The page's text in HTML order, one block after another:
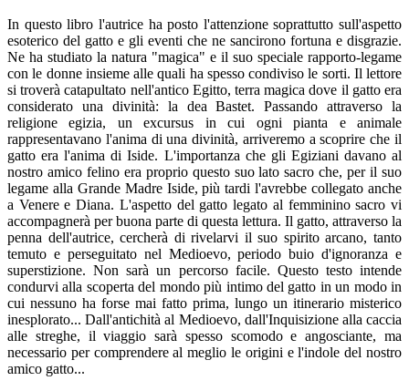
In questo libro l'autrice ha posto l'attenzione soprattutto sull'aspetto
esoterico del gatto e gli eventi che ne sancirono fortuna e disgrazie.
Ne ha studiato la natura "magica" e il suo speciale rapporto-legame
con le donne insieme alle quali ha spesso condiviso le sorti. Il lettore
si troverà catapultato nell'antico Egitto, terra magica dove il gatto era
considerato una divinità: la dea Bastet. Passando attraverso la
religione egizia, un excursus in cui ogni pianta e animale
rappresentavano l'anima di una divinità, arriveremo a scoprire che il
gatto era l'anima di Iside. L'importanza che gli Egiziani davano al
nostro amico felino era proprio questo suo lato sacro che, per il suo
legame alla Grande Madre Iside, più tardi l'avrebbe collegato anche
a Venere e Diana. L'aspetto del gatto legato al femminino sacro vi
accompagnerà per buona parte di questa lettura. Il gatto, attraverso la
penna dell'autrice, cercherà di rivelarvi il suo spirito arcano, tanto
temuto e perseguitato nel Medioevo, periodo buio d'ignoranza e
superstizione. Non sarà un percorso facile. Questo testo intende
condurvi alla scoperta del mondo più intimo del gatto in un modo in
cui nessuno ha forse mai fatto prima, lungo un itinerario misterico
inesplorato... Dall'antichità al Medioevo, dall'Inquisizione alla caccia
alle streghe, il viaggio sarà spesso scomodo e angosciante, ma
necessario per comprendere al meglio le origini e l'indole del nostro
amico gatto...